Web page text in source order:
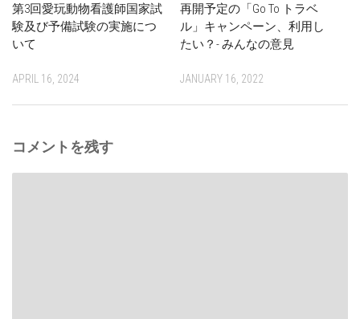
第3回愛玩動物看護師国家試
験及び予備試験の実施につ
いて
APRIL 16, 2024
再開予定の「Go To トラベ
ル」キャンペーン、利用し
たい？- みんなの意見
JANUARY 16, 2022
コメントを残す